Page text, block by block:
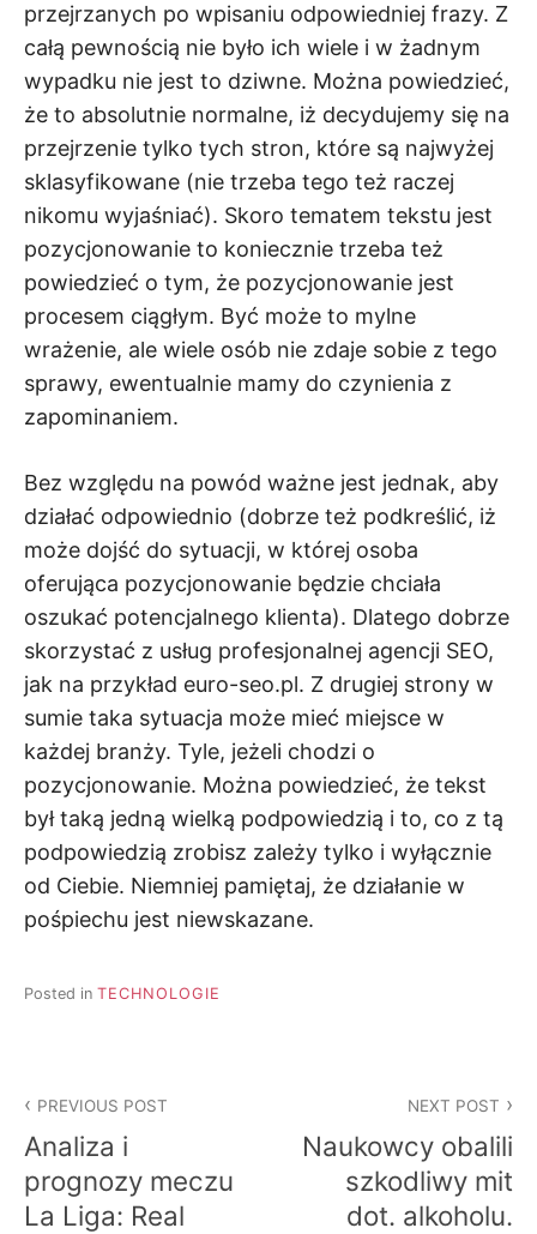
przejrzanych po wpisaniu odpowiedniej frazy. Z
całą pewnością nie było ich wiele i w żadnym
wypadku nie jest to dziwne. Można powiedzieć,
że to absolutnie normalne, iż decydujemy się na
przejrzenie tylko tych stron, które są najwyżej
sklasyfikowane (nie trzeba tego też raczej
nikomu wyjaśniać). Skoro tematem tekstu jest
pozycjonowanie to koniecznie trzeba też
powiedzieć o tym, że pozycjonowanie jest
procesem ciągłym. Być może to mylne
wrażenie, ale wiele osób nie zdaje sobie z tego
sprawy, ewentualnie mamy do czynienia z
zapominaniem.
Bez względu na powód ważne jest jednak, aby
działać odpowiednio (dobrze też podkreślić, iż
może dojść do sytuacji, w której osoba
oferująca pozycjonowanie będzie chciała
oszukać potencjalnego klienta). Dlatego dobrze
skorzystać z usług profesjonalnej agencji SEO,
jak na przykład euro-seo.pl. Z drugiej strony w
sumie taka sytuacja może mieć miejsce w
każdej branży. Tyle, jeżeli chodzi o
pozycjonowanie. Można powiedzieć, że tekst
był taką jedną wielką podpowiedzią i to, co z tą
podpowiedzią zrobisz zależy tylko i wyłącznie
od Ciebie. Niemniej pamiętaj, że działanie w
pośpiechu jest niewskazane.
Posted in TECHNOLOGIE
wpisu
PREVIOUS POST
Analiza i
prognozy meczu
La Liga: Real
NEXT POST
Naukowcy obalili
szkodliwy mit
dot. alkoholu.